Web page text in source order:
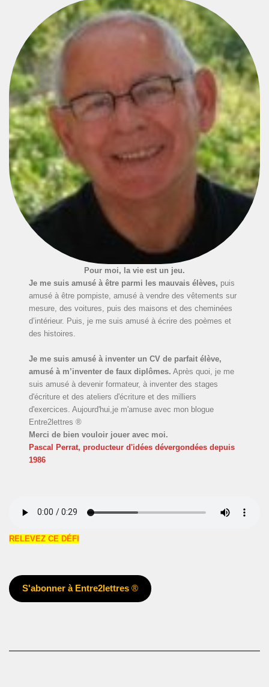
Pour moi, la vie est un jeu.
Je me suis amusé à être parmi les mauvais élèves, puis
amusé à être pompiste, amusé à vendre des vêtements sur
mesure, des voitures, puis des maisons et des cheminées
d’intérieur. Puis, je me suis amusé à écrire des poèmes et
des histoires.
Je me suis amusé à inventer un CV de parfait élève,
amusé à m’inventer de faux diplômes. Après quoi, je me
suis amusé à devenir formateur, à inventer des stages
d'écriture et des ateliers d'écriture et des milliers
d'exercices. Aujourd'hui,je m'amuse avec mon blogue
Entre2lettres ®
Merci de bien vouloir jouer avec moi.
Pascal Perrat, producteur d'idées dévergondées depuis
1986
RELEVEZ CE DÉFI
S'abonner à Entre2lettres®